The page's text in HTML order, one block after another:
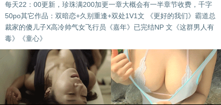
每天22：00更新，珍珠满200加更一章大概会有一半章节收费，千字
50po其它作品：双暗恋+久别重逢+双处1V1文 《更好的我们》霸道总
裁家的傻儿子X高冷帅气女飞行员《嘉年》已完结NP 文《这群男人有
毒》《童心》